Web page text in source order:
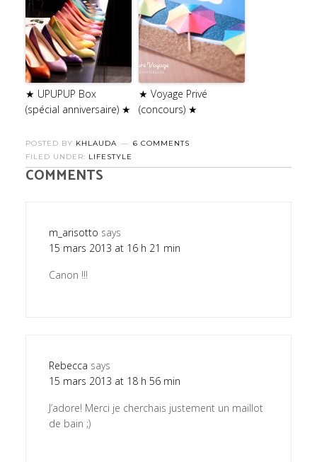
★ UPUPUP Box
(spécial anniversaire) ★
★ Voyage Privé
(concours) ★
POSTED BY KHLAUDA
6 COMMENTS
FILED UNDER: LIFESTYLE
COMMENTS
m_arisotto says
15 mars 2013 at 16 h 21 min
Canon !!!
Rebecca says
15 mars 2013 at 18 h 56 min
J’adore! Merci je cherchais justement un maillot
de bain ;)